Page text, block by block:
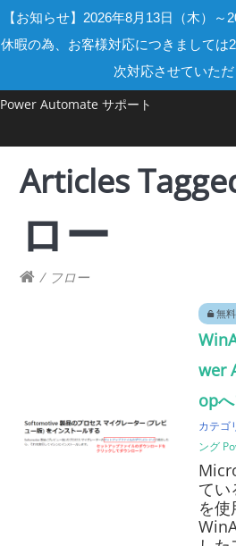
【お知らせ】2026年8月13日（木）
休暇の為、お客様対応につきましては
次対応させていただ
Power Automate サポート
Articles
ロー
/ フロー
無
wer
op
カテゴ
ング
て
を使